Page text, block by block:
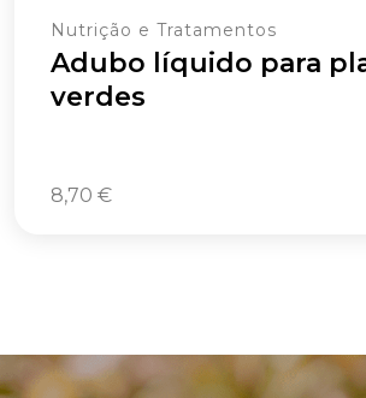
Nutrição e Tratamentos
Adubo líquido para
verdes
8,70 €